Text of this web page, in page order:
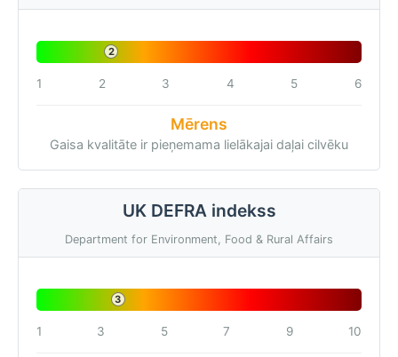
2
1 2 3 4 5 6
Mērens
Gaisa kvalitāte ir pieņemama lielākajai daļai cilvēku
UK DEFRA indekss
Department for Environment, Food & Rural Affairs
3
1 3 5 7 9 10